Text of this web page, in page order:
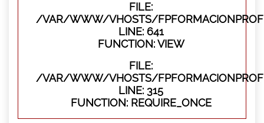
FILE:
/VAR/WWW/VHOSTS/
LINE: 641
FUNCTION: VIEW
FILE:
/VAR/WWW/VHOSTS/
LINE: 315
FUNCTION: REQUIRE_ONCE